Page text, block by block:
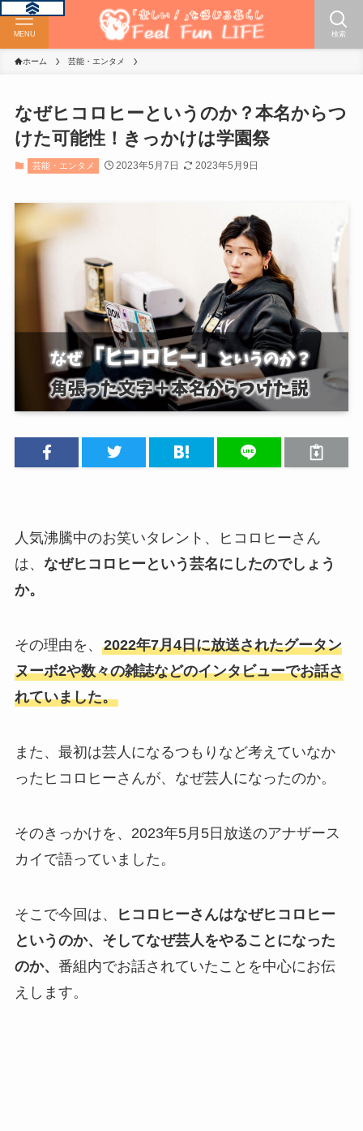
検索
MENU
ホーム 芸能・エンタメ
なぜヒコロヒーというのか？本名からつ
けた可能性！きっかけは学園祭
芸能・エンタメ 2023年5月7日 2023年5月9日
人気沸騰中のお笑いタレント、ヒコロヒーさん
は、 なぜヒコロヒーという芸名にしたのでしょう
か。
その理由を、 2022年7月4日に放送されたグータン
ヌーボ2や数々の雑誌などのインタビューでお話さ
れていました。
また、最初は芸人になるつもりなど考えていなか
ったヒコロヒーさんが、なぜ芸人になったのか。
そのきっかけを、2023年5月5日放送のアナザース
カイで語っていました。
そこで今回は、
ヒコロヒーさんはなぜヒコロヒー
というのか、そしてなぜ芸人をやることになった
のか、 番組内でお話されていたことを中心にお伝
えします。